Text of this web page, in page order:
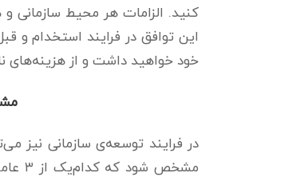
کنید. الزامات هر محیط
این توافق در فرایند استخدام و
خود خواهید داشت و از هزینه‌های